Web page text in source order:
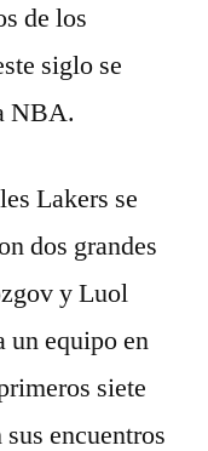
de los
siglo se
NBA.
Lakers se
dos grandes
y Luol
un equipo en
siete
encuentros